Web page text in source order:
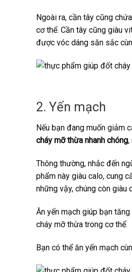
Ngoài ra, cần tây cũng
cơ thể. Cần tây cũng giàu
được vóc dáng săn sắc
2. Yến mạch
Nếu bạn đang muốn giảm
cháy mỡ thừa nhanh chóng,
Thông thường, nhắc đến
phẩm này giàu calo, cung
những vậy, chúng còn
Ăn yến mạch giúp bạn
cháy mỡ thừa trong cơ thể.
Bạn có thể ăn yến mạch